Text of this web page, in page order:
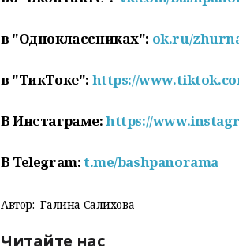
в "Одноклассниках": ok.ru/
в "ТикТоке": https://
В Инстаграме:https://
В Telegram:t.me/bashpanorama
Автор: Галина Салихова
Читайте нас